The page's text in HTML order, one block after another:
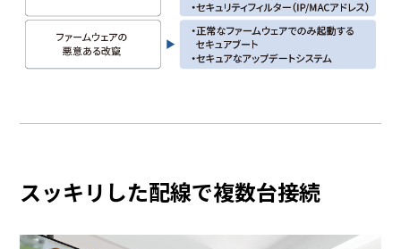
スッキリした配線で複数台接続